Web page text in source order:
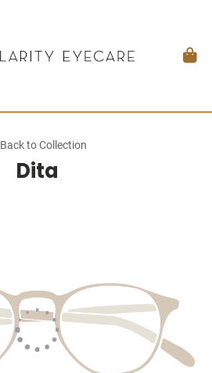
Back to Collection
Dita